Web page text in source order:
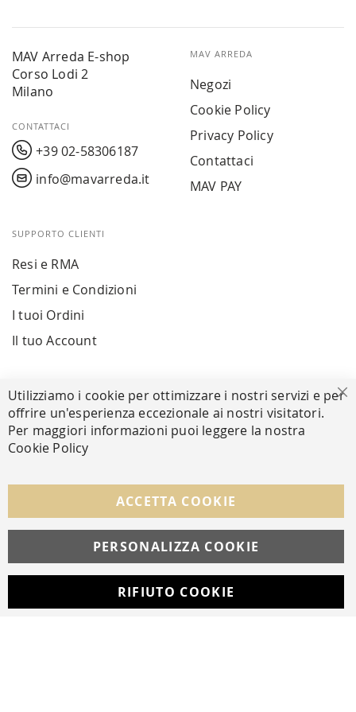
MAV Arreda E-shop
Corso Lodi 2
Milano
CONTATTACI
+39 02-58306187
info@mavarreda.it
MAV ARREDA
Negozi
Cookie Policy
Privacy Policy
Contattaci
MAV PAY
SUPPORTO CLIENTI
Resi e RMA
Termini e Condizioni
I tuoi Ordini
Il tuo Account
Facebook Instagram Whatsapp
© Copyright MAV Arreda s.r.l. | P.IVA IT05919160969
Via Galileo Galilei, 14 | Milano
Utilizziamo i cookie per ottimizzare i nostri servizi e per
offrire un'esperienza eccezionale ai nostri visitatori.
Per maggiori informazioni puoi leggere la nostra
Cookie Policy
ACCETTA COOKIE
PERSONALIZZA COOKIE
RIFIUTO COOKIE